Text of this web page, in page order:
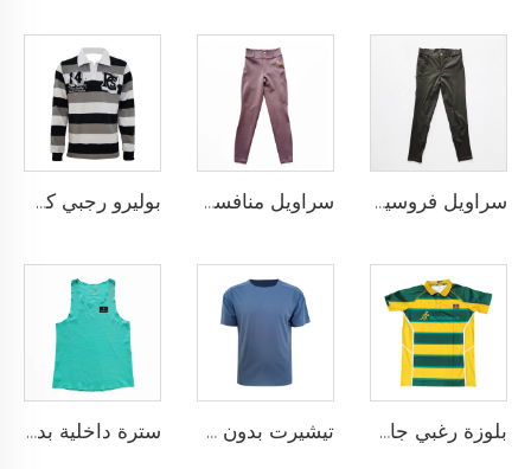
سراويل فروسية أداء عالي مع نمط سيليكون مضاد للانزلاق وخيارات لإضافة شعار الفريق المخصص سراويل منافسة الفروسية بتقنية النقاط السيليكونية والتخصيص الكامل لنادي أو شعار شخصي بوليرو رجبي كلاسيكي مخصص مصنوع من قماش يام داي ثقيل الوزن بأكمام طويلة بتصميم رجعي للرجال
بلوزة رغبي جافة سريعة مصممة لفريق المدرسة، بلوزة رغبي بقماش أداء يسحب الرطوبة مع تخصيص بالتحميص تيشيرت بدون خياطة مصمم كقميص رياضي خالٍ من الاحتكاك لتحقيق أقصى درجات الراحة والأداء سترة داخلية بدون خياطة مع بنية شريط ملصوق حراريًا ومقاس نحيف خالٍ من الاحتكاك حسب الطلب لتجربة رياضية فائقة بدون أي إلهاء